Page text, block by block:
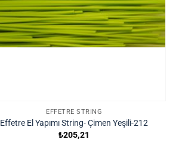
EFFETRE STRING
Effetre El Yapımı String- Çimen Yeşili-212
₺205,21